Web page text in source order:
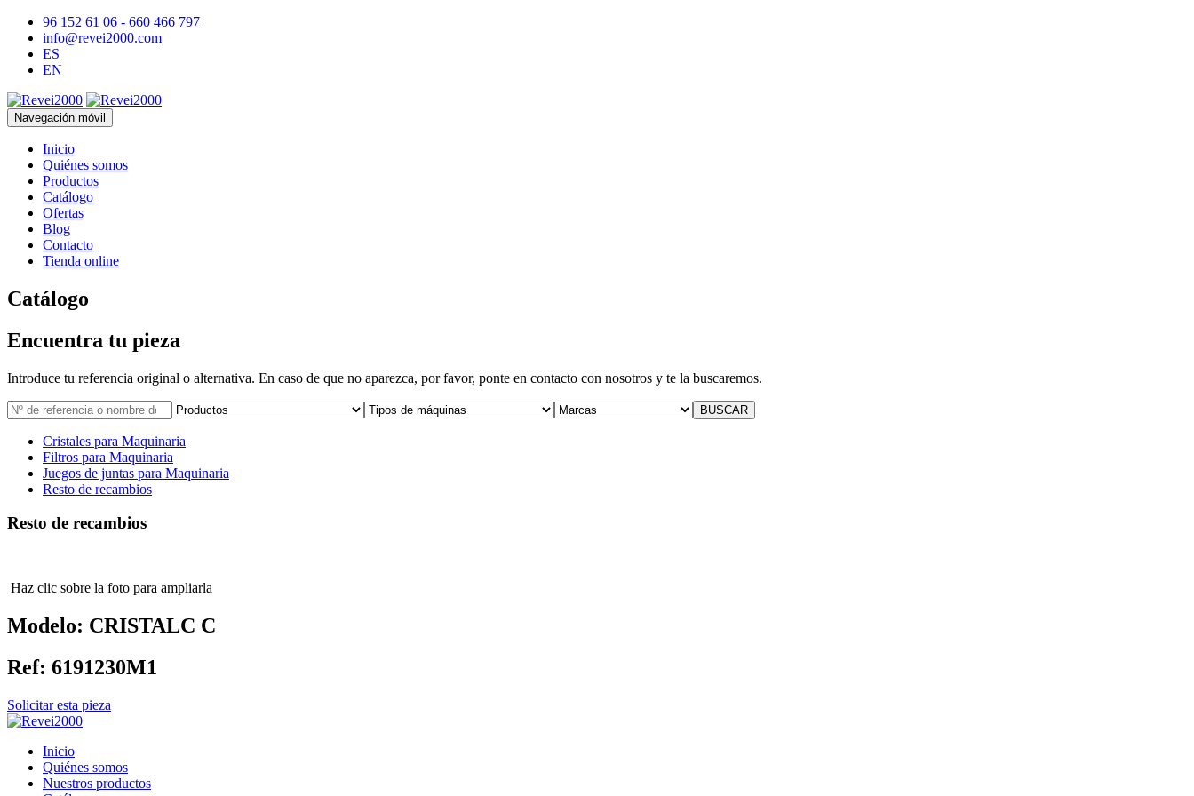
96 152 61 06 - 660 466 797
info@revei2000.com
ES
EN
Navegación móvil
Inicio
Quiénes somos
Productos
Catálogo
Ofertas
Blog
Contacto
Tienda online
Catálogo
Encuentra tu pieza
Introduce tu referencia original o alternativa. En caso de que no aparezca, por favor, ponte en contacto con nosotros y te la buscaremos.
Cristales para Maquinaria
Filtros para Maquinaria
Juegos de juntas para Maquinaria
Resto de recambios
Resto de recambios
Haz clic sobre la foto para ampliarla
Modelo: CRISTALC C
Ref: 6191230M1
Solicitar esta pieza
Inicio
Quiénes somos
Nuestros productos